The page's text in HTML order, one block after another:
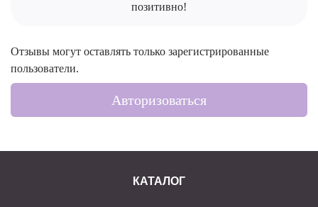
позитивно!
Отзывы могут оставлять только зарегистрированные
пользователи.
Авторизоваться
КАТАЛОГ